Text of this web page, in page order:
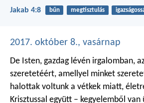
Jakab 4:8 bűn megtisztulás
2017. október 8., vasárnap
De Isten, gazdag lévén irgalomban,
szeretetéért, amellyel minket
halottak voltunk a vétkek miatt,
Krisztussal együtt – kegyelemből van